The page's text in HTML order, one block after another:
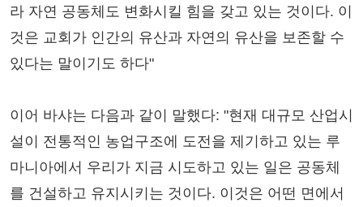
라 자연 공동체도 변화시킬 힘을 갖고 있는 것이다. 이
것은 교회가 인간의 유산과 자연의 유산을 보존할 수
있다는 말이기도 하다"
이어 바샤는 다음과 같이 말했다: "현재 대규모 산업시
설이 전통적인 농업구조에 도전을 제기하고 있는 루
마니아에서 우리가 지금 시도하고 있는 일은 공동체
를 건설하고 유지시키는 것이다. 이것은 어떤 면에서